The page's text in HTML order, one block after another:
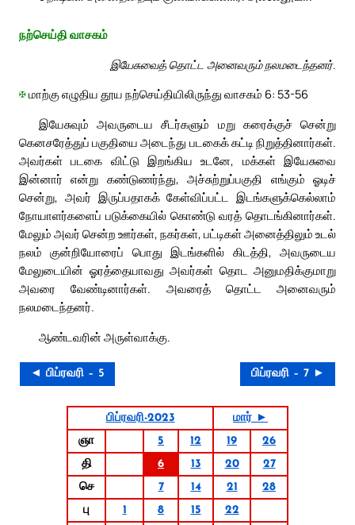
நற்செய்தி வாசகம்
இயேசுவைத் தொட்ட அனைவரும் நலமடைந்தனர்.
✠மாற்கு எழுதிய தூய நற்செய்தியிலிருந்து வாசகம் 6: 53-56
இயேசுவும் அவருடைய சீடர்களும் மறு கரைக்குச் சென்று
கெனசரேத்துப் பகுதியை அடைந்து படகைக் கட்டி நிறுத்தினார்கள்.
அவர்கள் படகை விட்டு இறங்கிய உடனே, மக்கள் இயேசுவை
இன்னார் என்று கண்டுணர்ந்து, அச்சுற்றுப்பகுதி எங்கும் ஓடிச்
சென்று, அவர் இருப்பதாகக் கேள்விப்பட்ட இடங்களுக்கெல்லாம்
நோயாளர்களைப் படுக்கையில் கொண்டு வரத் தொடங்கினார்கள்.
மேலும் அவர் சென்ற ஊர்கள், நகர்கள், பட்டிகள் அனைத்திலும் உடல்
நலம் குன்றியோரைப் பொது இடங்களில் கிடத்தி, அவருடைய
மேலுடையின் ஓரத்தையாவது அவர்கள் தொட அனுமதிக்குமாறு
அவரை வேண்டினார்கள். அவரைத் தொட்ட அனைவரும்
நலமடைந்தனர்.
ஆண்டவரின் அருள்வாக்கு.
◄ பிப்ரவரி – 5 பிப்ரவரி – 7 ►
பிப்ரவரி-2023
மார் ►
ஞா
5 12 19
26
தி
6 13 20
27
செ
7 14 21
28
பு
1 8 15
22